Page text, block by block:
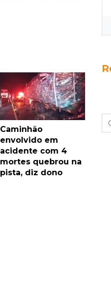
Caminhão
envolvido em
acidente com 4
mortes quebrou na
pista, diz dono